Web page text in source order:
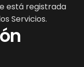
está registrada
Servicios.